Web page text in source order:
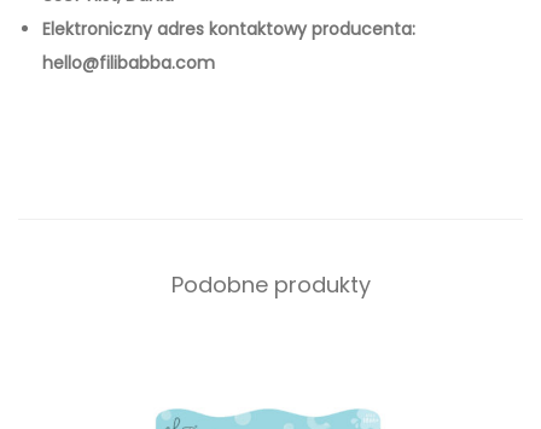
Elektroniczny adres kontaktowy producenta:
hello@filibabba.com
Podobne produkty